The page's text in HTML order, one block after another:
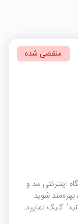
فروشگاه اینترنتی مد و
بالای 120 هزار تومان بهره‌مند شوید.
کلیک نمایید.
منقضی شده